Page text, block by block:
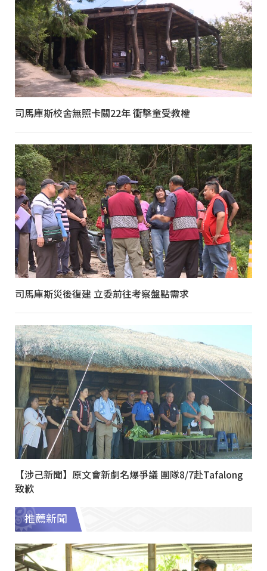
司馬庫斯校舍無照卡關22年 衝擊童受教權
司馬庫斯災後復建 立委前往考察盤點需求
【涉己新聞】原文會新劇名爆爭議 團隊8/7赴Tafalong
致歉
推薦新聞